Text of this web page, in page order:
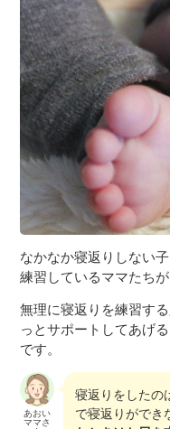
なかなか寝返りしない
練習しているママたちが
無理に寝返りを練習す
っとサポートしてあげ
です。
あおい
ママさ
寝返りをしたの
で寝返りができ